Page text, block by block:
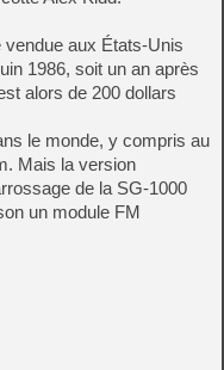
aux États-Unis
1986, soit un an après
alors de 200 dollars
le monde, y compris au
Mais la version
de la SG-1000
un module FM